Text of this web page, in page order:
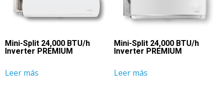
Mini-Split 24,000 BTU/h
Inverter PREMIUM
Leer más
Mini-Split 24,000 BTU/h
Inverter PREMIUM
Leer más